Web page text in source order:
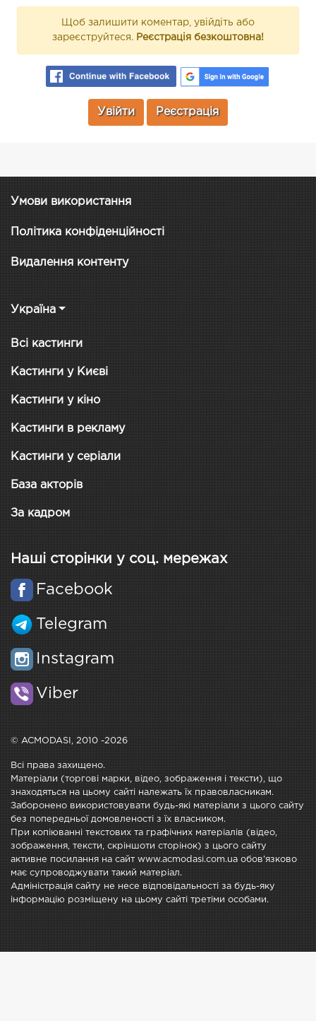
Щоб залишити коментар, увійдіть або
зареєструйтеся. Реєстрація безкоштовна!
Увійти Реєстрація
Умови використання
Політика конфіденційності
Видалення контенту
Україна
Всі кастинги
Кастинги у Києві
Кастинги у кіно
Кастинги в рекламу
Кастинги у серіали
База акторів
За кадром
Наші сторінки у соц. мережах
Facebook
Telegram
Instagram
Viber
© ACMODASI, 2010 -2026
Всі права захищено.
Матеріали (торгові марки, відео, зображення і тексти), що
знаходяться на цьому сайті належать їх правовласникам.
Заборонено використовувати будь-які матеріали з цього сайту
без попередньої домовленості з їх власником.
При копіюванні текстових та графічних матеріалів (відео,
зображення, тексти, скріншоти сторінок) з цього сайту
активне посилання на сайт www.acmodasi.com.ua обов'язково
має супроводжувати такий матеріал.
Адміністрація сайту не несе відповідальності за будь-яку
інформацію розміщену на цьому сайті третіми особами.